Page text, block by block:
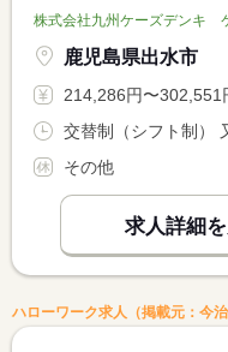
株式会社九州ケーズデンキ
鹿児島県出水市
214,286円〜302,551円 ※フルタイム求人の場
その他
求人詳細
ハローワーク求人（掲載元：今治